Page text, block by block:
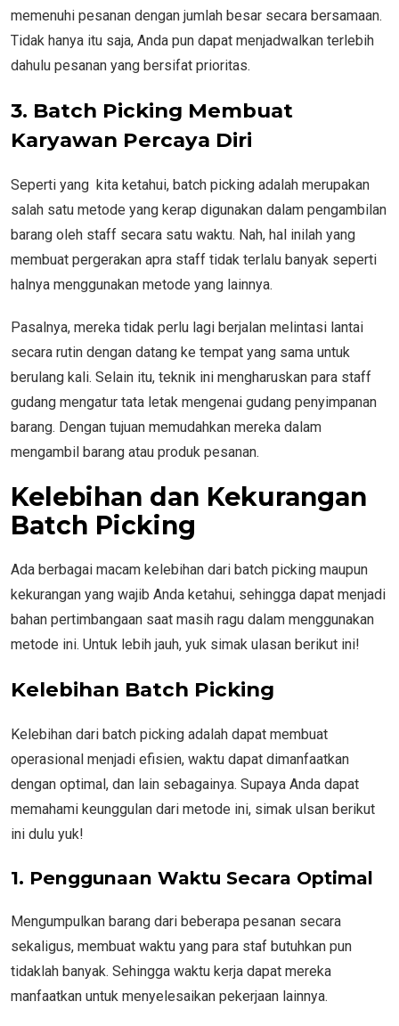
memenuhi pesanan dengan jumlah besar secara bersamaan.
Tidak hanya itu saja, Anda pun dapat menjadwalkan terlebih
dahulu pesanan yang bersifat prioritas.
3. Batch Picking Membuat
Karyawan Percaya Diri
Seperti yang kita ketahui, batch picking adalah merupakan
salah satu metode yang kerap digunakan dalam pengambilan
barang oleh staff secara satu waktu. Nah, hal inilah yang
membuat pergerakan apra staff tidak terlalu banyak seperti
halnya menggunakan metode yang lainnya.
Pasalnya, mereka tidak perlu lagi berjalan melintasi lantai
secara rutin dengan datang ke tempat yang sama untuk
berulang kali. Selain itu, teknik ini mengharuskan para staff
gudang mengatur tata letak mengenai gudang penyimpanan
barang. Dengan tujuan memudahkan mereka dalam
mengambil barang atau produk pesanan.
Kelebihan dan Kekurangan
Batch Picking
Ada berbagai macam kelebihan dari batch picking maupun
kekurangan yang wajib Anda ketahui, sehingga dapat menjadi
bahan pertimbangaan saat masih ragu dalam menggunakan
metode ini. Untuk lebih jauh, yuk simak ulasan berikut ini!
Kelebihan Batch Picking
Kelebihan dari batch picking adalah dapat membuat
operasional menjadi efisien, waktu dapat dimanfaatkan
dengan optimal, dan lain sebagainya. Supaya Anda dapat
memahami keunggulan dari metode ini, simak ulsan berikut
ini dulu yuk!
1. Penggunaan Waktu Secara Optimal
Mengumpulkan barang dari beberapa pesanan secara
sekaligus, membuat waktu yang para staf butuhkan pun
tidaklah banyak. Sehingga waktu kerja dapat mereka
manfaatkan untuk menyelesaikan pekerjaan lainnya.